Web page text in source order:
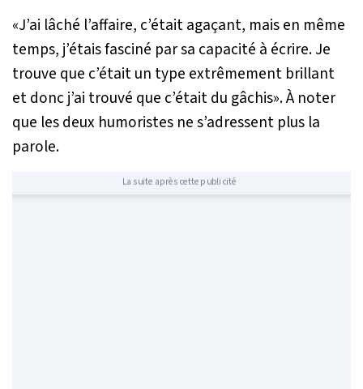
«J’ai lâché l’affaire, c’était agaçant, mais en même
temps, j’étais fasciné par sa capacité à écrire. Je
trouve que c’était un type extrêmement brillant
et donc j’ai trouvé que c’était du gâchis». À noter
que les deux humoristes ne s’adressent plus la
parole.
La suite après cette publicité